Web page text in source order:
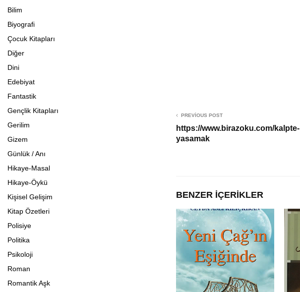
PREVIOUS POST
https://www.birazoku.com/kalpte-
yasamak
BENZER İÇERIKLER
Bilim
Biyografi
Çocuk Kitapları
Diğer
Dini
Edebiyat
Fantastik
Gençlik Kitapları
Gerilim
Gizem
Günlük / Anı
Hikaye-Masal
Hikaye-Öykü
Kişisel Gelişim
Kitap Özetleri
Polisiye
Politika
Psikoloji
Roman
Romantik Aşk